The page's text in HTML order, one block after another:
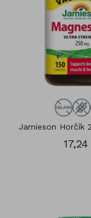
Jamieson Horčík